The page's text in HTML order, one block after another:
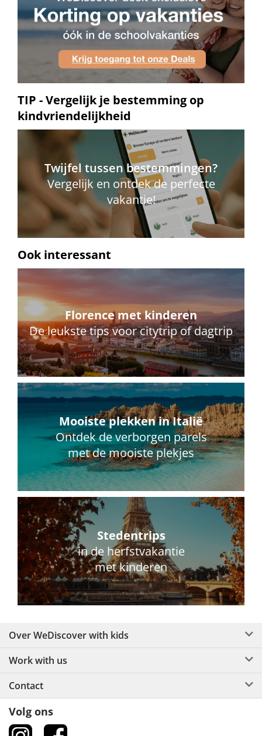
TIP - Vergelijk je bestemming op
kindvriendelijkheid
Twijfel tussen bestemmingen?
Vergelijk en ontdek de perfecte
vakantie!
Ook interessant
Florence met kinderen
De leukste tips voor citytrip of dagtrip
Mooiste plekken in Italië
Ontdek de verborgen parels
met de mooiste plekjes
Stedentrips
in de herfstvakantie
met kinderen
Over WeDiscover with kids
Work with us
Contact
Volg ons